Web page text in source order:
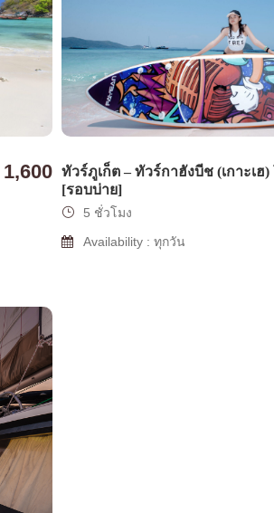
1,600 ทัวร์ภูเก็ต – ทัวร์กาฮังบีช (เกาะเฮ
[รอบบ่าย]
5 ชั่วโมง
Availability : ทุกวัน